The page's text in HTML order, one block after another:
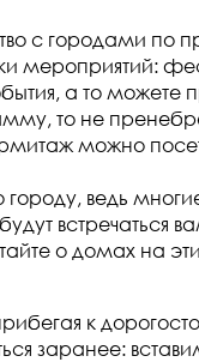
с городами
мероприятий:
а то можете
то не
можно
ведь
встречаться
о домах на
к
заранее: